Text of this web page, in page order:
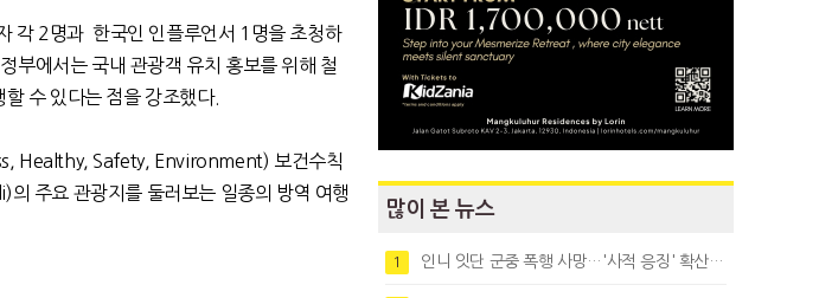
각 2명과 한국인 인플루언서 1명을 초청하
에서는 국내 관광객 유치 홍보를 위해 철
수 있다는 점을 강조했다.
Healthy, Safety, Environment) 보건수칙
주요 관광지를 둘러보는 일종의 방역 여행
많이 본 뉴스
1 인니 잇단 군중 폭행 사망…'사적 응징' 확산에 법치 우려